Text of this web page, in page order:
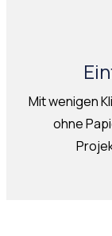
Mit wenigen
ohne